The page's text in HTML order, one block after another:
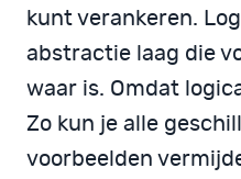
kunt verankeren.
abstractie laag die
waar is. Omdat
Zo kun je alle
voorbeelden